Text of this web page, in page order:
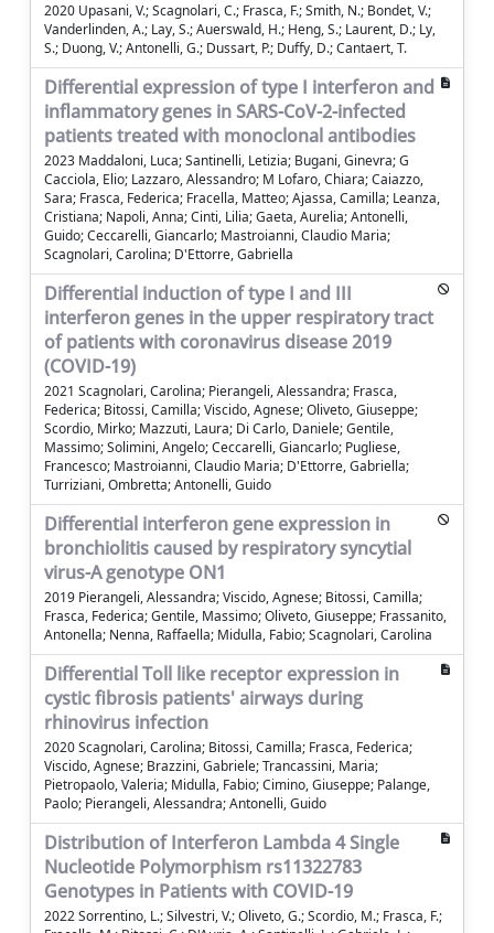
2020 Upasani, V.; Scagnolari, C.; Frasca, F.; Smith, N.; Bondet, V.;
Vanderlinden, A.; Lay, S.; Auerswald, H.; Heng, S.; Laurent, D.; Ly,
S.; Duong, V.; Antonelli, G.; Dussart, P.; Duffy, D.; Cantaert, T.
Differential expression of type I interferon and
inflammatory genes in SARS-CoV-2-infected
patients treated with monoclonal antibodies
2023 Maddaloni, Luca; Santinelli, Letizia; Bugani, Ginevra; G
Cacciola, Elio; Lazzaro, Alessandro; M Lofaro, Chiara; Caiazzo,
Sara; Frasca, Federica; Fracella, Matteo; Ajassa, Camilla; Leanza,
Cristiana; Napoli, Anna; Cinti, Lilia; Gaeta, Aurelia; Antonelli,
Guido; Ceccarelli, Giancarlo; Mastroianni, Claudio Maria;
Scagnolari, Carolina; D'Ettorre, Gabriella
Differential induction of type I and III
interferon genes in the upper respiratory tract
of patients with coronavirus disease 2019
(COVID-19)
2021 Scagnolari, Carolina; Pierangeli, Alessandra; Frasca,
Federica; Bitossi, Camilla; Viscido, Agnese; Oliveto, Giuseppe;
Scordio, Mirko; Mazzuti, Laura; Di Carlo, Daniele; Gentile,
Massimo; Solimini, Angelo; Ceccarelli, Giancarlo; Pugliese,
Francesco; Mastroianni, Claudio Maria; D'Ettorre, Gabriella;
Turriziani, Ombretta; Antonelli, Guido
Differential interferon gene expression in
bronchiolitis caused by respiratory syncytial
virus-A genotype ON1
2019 Pierangeli, Alessandra; Viscido, Agnese; Bitossi, Camilla;
Frasca, Federica; Gentile, Massimo; Oliveto, Giuseppe; Frassanito,
Antonella; Nenna, Raffaella; Midulla, Fabio; Scagnolari, Carolina
Differential Toll like receptor expression in
cystic fibrosis patients' airways during
rhinovirus infection
2020 Scagnolari, Carolina; Bitossi, Camilla; Frasca, Federica;
Viscido, Agnese; Brazzini, Gabriele; Trancassini, Maria;
Pietropaolo, Valeria; Midulla, Fabio; Cimino, Giuseppe; Palange,
Paolo; Pierangeli, Alessandra; Antonelli, Guido
Distribution of Interferon Lambda 4 Single
Nucleotide Polymorphism rs11322783
Genotypes in Patients with COVID-19
2022 Sorrentino, L.; Silvestri, V.; Oliveto, G.; Scordio, M.; Frasca, F.;